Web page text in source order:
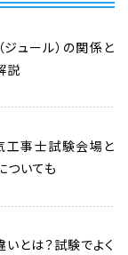
ジュール）の関係と
説
工事士試験会場と
いても
とは？試験でよく